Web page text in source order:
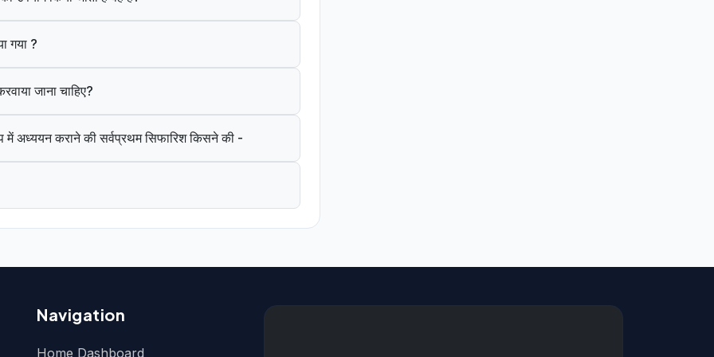
गया ?
जाना चाहिए?
अध्ययन कराने की सर्वप्रथम सिफारिश किसने की -
Navigation
Home Dashboard